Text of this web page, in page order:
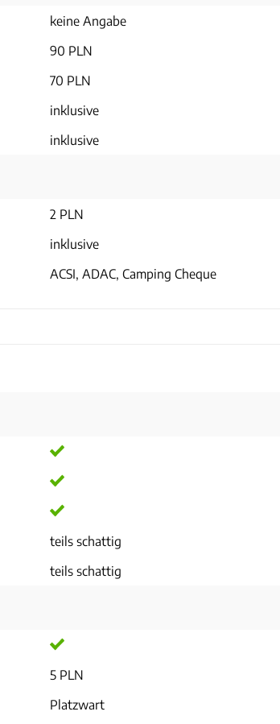
keine Angabe
90 PLN
70 PLN
inklusive
inklusive
2 PLN
inklusive
ACSI, ADAC, Camping Cheque
teils schattig
teils schattig
5 PLN
Platzwart